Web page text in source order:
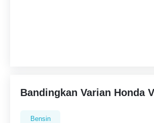
Bandingkan Varian Honda
Bensin